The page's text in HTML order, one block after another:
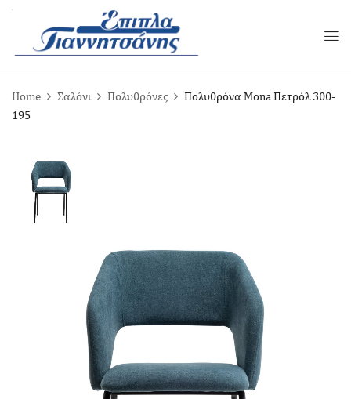
Home Σαλόνι Πολυθρόνες
Πολυθρόνα Mona Πετρόλ 300-
195